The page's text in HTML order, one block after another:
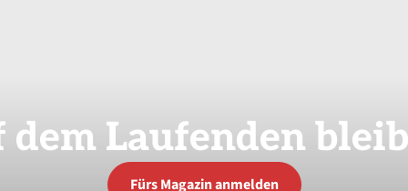
dem Laufenden
Fürs Magazin anmelden